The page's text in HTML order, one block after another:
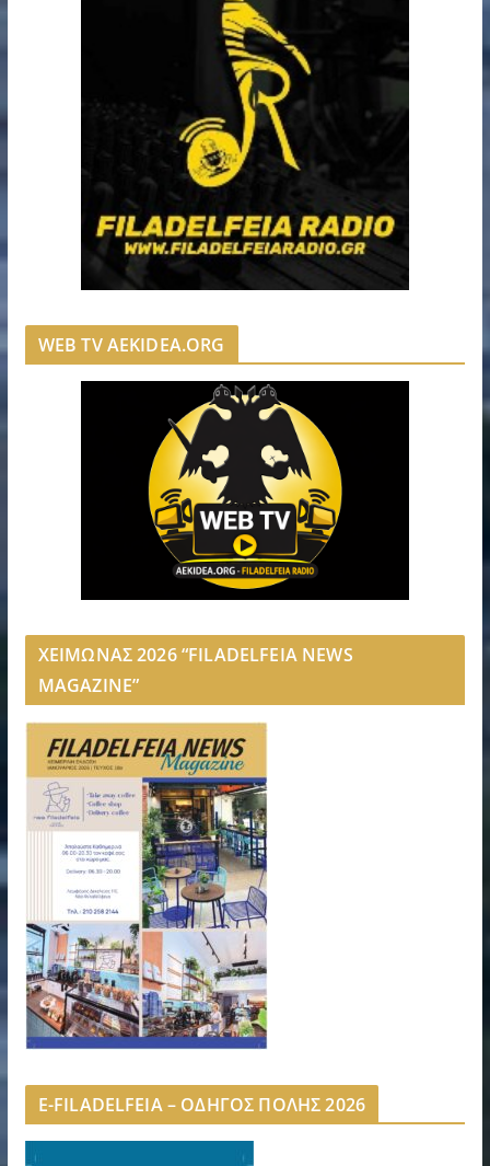
WEB TV AEKIDEA.ORG
ΧΕΙΜΩΝΑΣ 2026 “FILADELFEIA NEWS
MAGAZINE”
E-FILADELFEIA – ΟΔΗΓΟΣ ΠΟΛΗΣ 2026